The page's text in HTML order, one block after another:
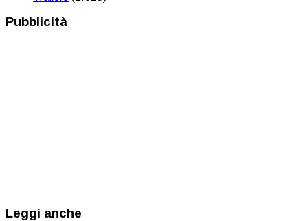
Pubblicità
Leggi anche